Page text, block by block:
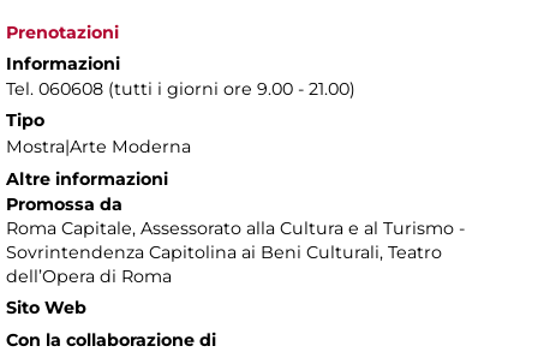
Prenotazioni
Informazioni
Tel. 060608 (tutti i giorni ore 9.00 - 21.00)
Tipo
Mostra|Arte Moderna
Altre informazioni
Promossa da
Roma Capitale, Assessorato alla Cultura e al Turismo -
Sovrintendenza Capitolina ai Beni Culturali, Teatro
dell’Opera di Roma
Sito Web
Con la collaborazione di